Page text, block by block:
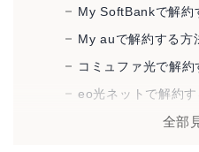
My SoftBankで解約
My auで解約する方
コミュファ光で解約
eo光ネットで解約
QTnet（BBIQ）で
全部